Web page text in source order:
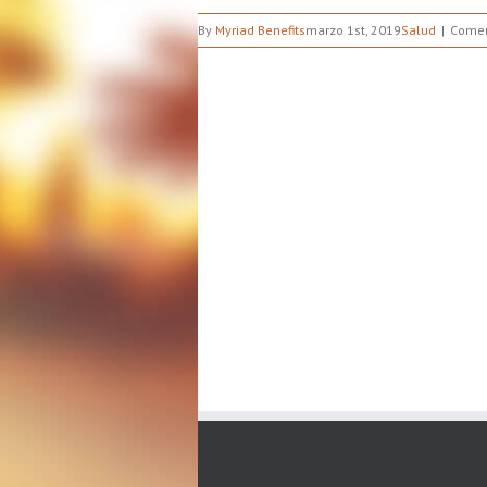
By Myriad Benefitsmarzo 1st, 2019Salud